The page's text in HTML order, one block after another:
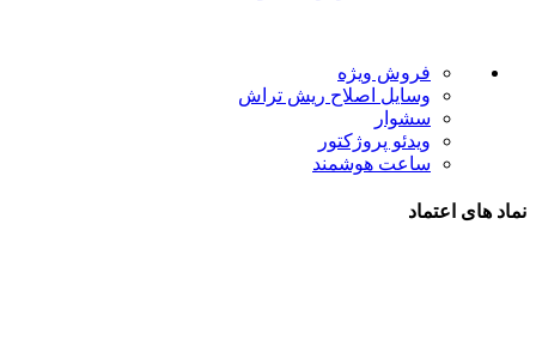
فروش ویژه
وسایل اصلاح ریش تراش
سشوار
ویدئو پروژکتور
ساعت هوشمند
نماد های اعتماد